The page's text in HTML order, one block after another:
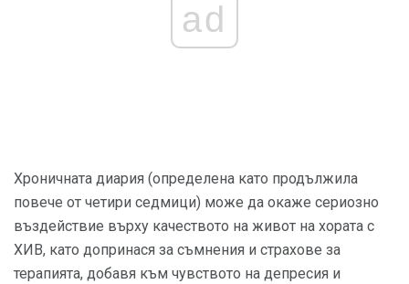
ad
Хроничната диария (определена като продължила
повече от четири седмици) може да окаже сериозно
въздействие върху качеството на живот на хората с
ХИВ, като допринася за съмнения и страхове за
терапията, добавя към чувството на депресия и